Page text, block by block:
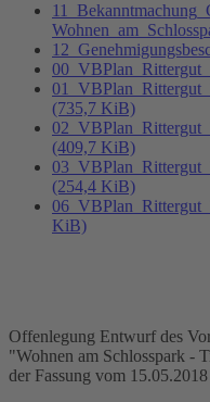
(735,7 KiB)
(409,7 KiB)
(254,4 KiB)
KiB)
Offenlegung Entwurf des
"Wohnen am Schlosspark -
der Fassung vom 15.05.2018